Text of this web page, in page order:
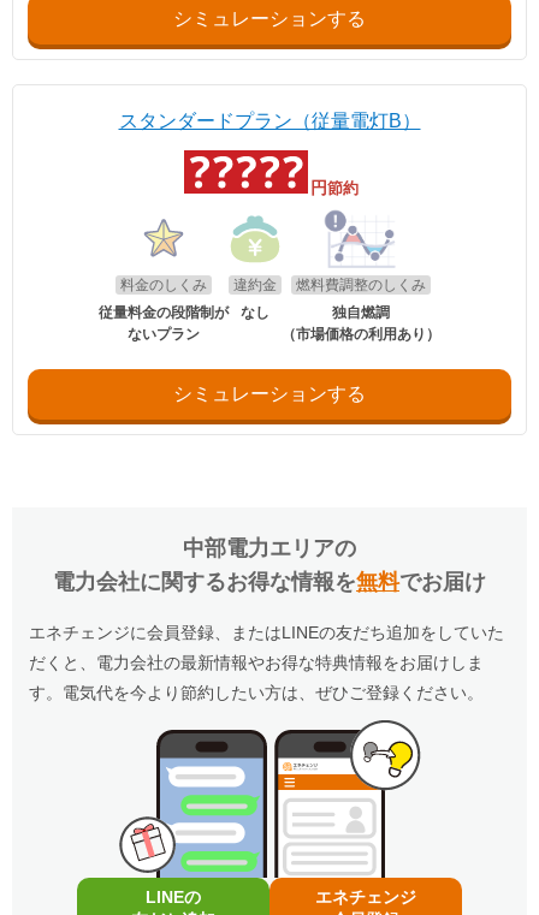
シミュレーションする
スタンダードプラン（従量電灯B）
円節約
料金のしくみ
従量料金の段階制が
ないプラン
違約金
なし
燃料費調整のしくみ
独自燃調
（市場価格の利用あり）
シミュレーションする
中部電力エリアの
電力会社に関するお得な情報を無料でお届け
エネチェンジに会員登録、またはLINEの友だち追加をしていた
だくと、電力会社の最新情報やお得な特典情報をお届けしま
す。電気代を今より節約したい方は、ぜひご登録ください。
LINEの
エネチェンジ